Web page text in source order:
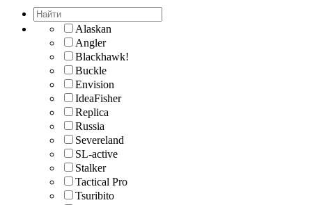
Alaskan
Angler
Blackhawk!
Buckle
Envision
IdeaFisher
Replica
Russia
Severeland
SL-active
Stalker
Tactical Pro
Tsuribito